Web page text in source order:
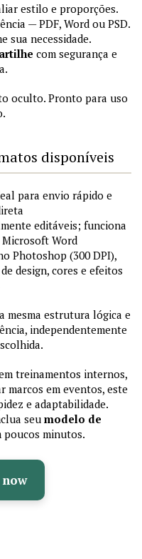
estilo e proporções.
— PDF, Word ou PSD.
sua necessidade.
com segurança e
oculto. Pronto para uso
disponíveis
para envio rápido e
editáveis; funciona
Word
Photoshop (300 DPI),
design, cores e efeitos
mesma estrutura lógica e
independentemente
treinamentos internos,
em eventos, este
e adaptabilidade.
seu modelo de
poucos minutos.